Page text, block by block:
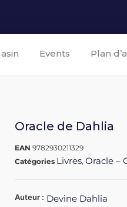
Events Plan
Oracle de Dahlia
EAN9782930211329
Catégories Livres,Oracle –
Auteur : Devine Dahlia